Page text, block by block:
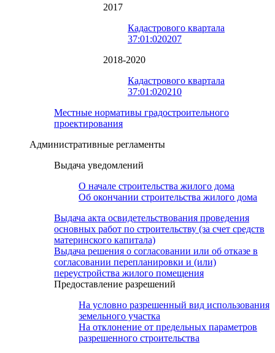
2017
Кадастрового квартала
37:01:020207
2018-2020
Кадастрового квартала
37:01:020210
Местные нормативы градостроительного
проектирования
Административные регламенты
Выдача уведомлений
О начале строительства жилого дома
Об окончании строительства жилого дома
Выдача акта освидетельствования проведения
основных работ по строительству (за счет средств
материнского капитала)
Выдача решения о согласовании или об отказе в
согласовании перепланировки и (или)
переустройства жилого помещения
Предоставление разрешений
На условно разрешенный вид использования
земельного участка
На отклонение от предельных параметров
разрешенного строительства